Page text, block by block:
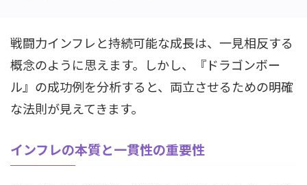
戦闘力インフレと持続可能な成長は、一見相反する
概念のように思えます。しかし、『ドラゴンボー
ル』の成功例を分析すると、両立させるための明確
な法則が見えてきます。
インフレの本質と一貫性の重要性